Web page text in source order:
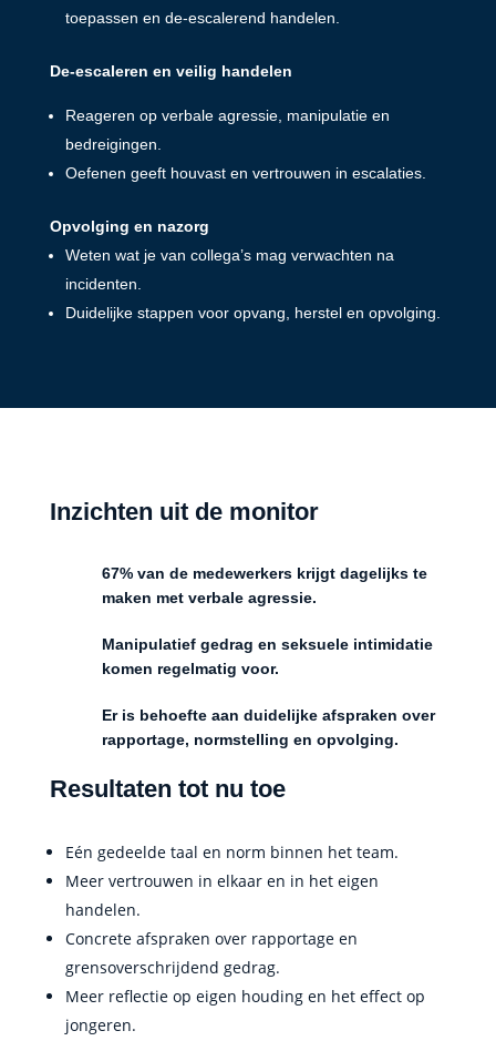
toepassen en de-escalerend handelen
De-escaleren en veilig handelen
Reageren op verbale agressie, manipulatie en
bedreigingen.
Oefenen geeft houvast en vertrouwen in escalaties.
Opvolging en nazorg
Weten wat je van collega’s mag verwachten na
incidenten.
Duidelijke stappen voor opvang, herstel en opvolging.
Inzichten uit de monitor
67% van de medewerkers krijgt dagelijks te
maken met verbale agressie.
Manipulatief gedrag en seksuele intimidatie
komen regelmatig voor.
Er is behoefte aan duidelijke afspraken over
rapportage, normstelling en opvolging.
Resultaten tot nu toe
Eén gedeelde taal en norm binnen het team.
Meer vertrouwen in elkaar en in het eigen
handelen.
Concrete afspraken over rapportage en
grensoverschrijdend gedrag.
Meer reflectie op eigen houding en het effect op
jongeren.